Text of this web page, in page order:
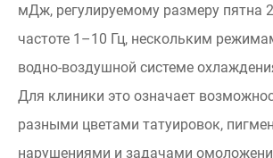
мДж, регулируемому размеру пятна
частоте 1–10 Гц, нескольким
водно-воздушной системе
Для клиники это означает
разными цветами татуировок,
нарушениями и задачами